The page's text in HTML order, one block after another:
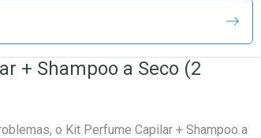
+ Shampoo a Seco (2
o Kit Perfume Capilar + Shampoo a